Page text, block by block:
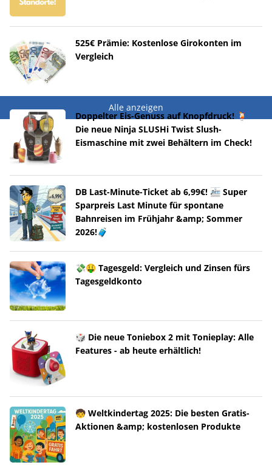
525€ Prämie: Kostenlose Girokonten im
Vergleich
Alle anzeigen
Doppelter Eis-Genuss auf Knopfdruck! 🍹
Die neue Ninja SLUSHi Twist Slush-
Eismaschine mit zwei Behältern im Check!
DB Last-Minute-Ticket ab 6,99€! 🚈 Super
Sparpreis Last Minute für spontane
Bahnreisen im Frühjahr &amp; Sommer
2026!🧳
💸🤑 Tagesgeld: Vergleich und Zinsen fürs
Tagesgeldkonto
🎲 Die neue Toniebox 2 mit Tonieplay: Alle
Features - ab heute erhältlich!
🧒 Weltkindertag 2025: Die besten Gratis-
Aktionen &amp; kostenlosen Produkte